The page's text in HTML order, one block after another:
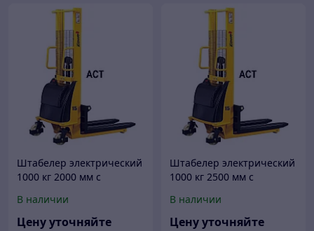
Штабелер электрический
1000 кг 2000 мм с
полуэлектрический
электроштабелер
В наличии
Цену уточняйте
Штабелер электрический
1000 кг 2500 мм с
полуэлектрический
электроштабелер
В наличии
Цену уточняйте